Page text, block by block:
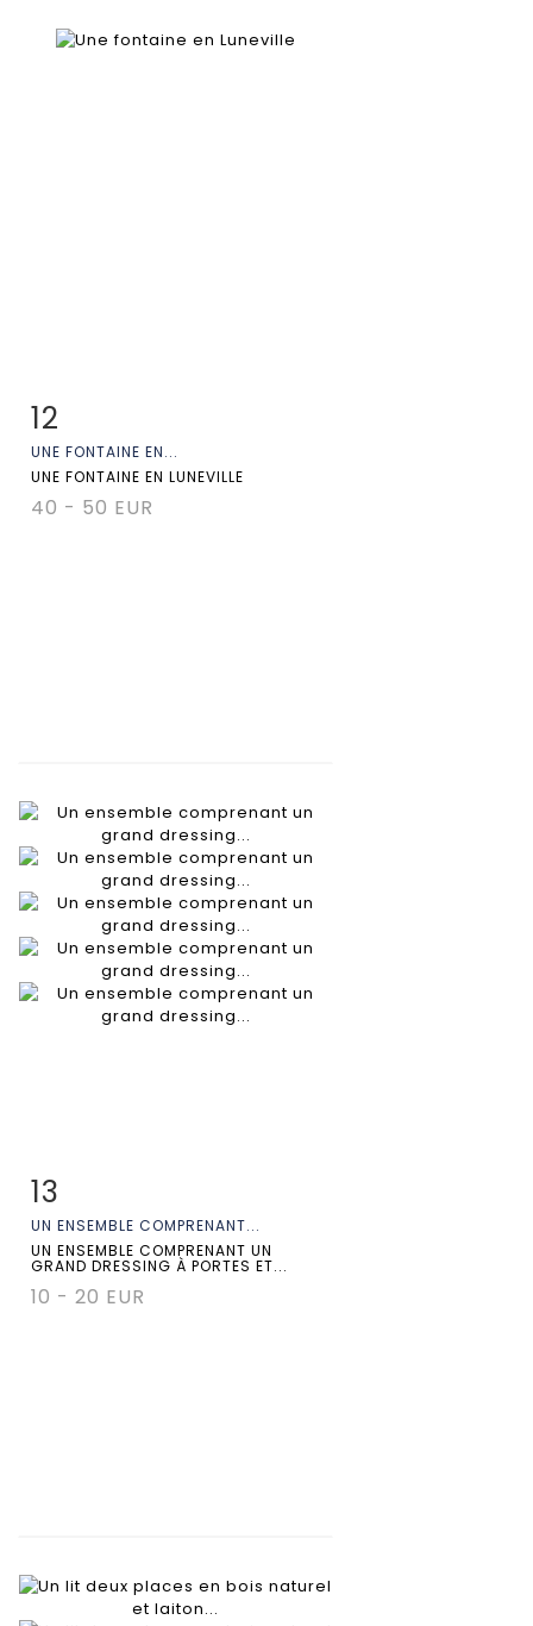
Fiche détaillée
12
UNE FONTAINE EN...
UNE FONTAINE EN LUNEVILLE
40 - 50 EUR
Fiche détaillée
13
UN ENSEMBLE COMPRENANT...
UN ENSEMBLE COMPRENANT UN
GRAND DRESSING À PORTES ET...
10 - 20 EUR